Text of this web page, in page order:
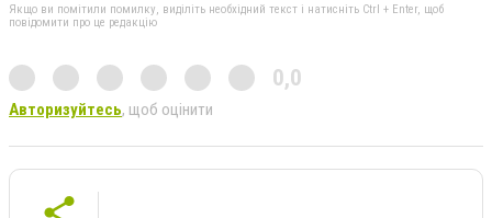
Якщо ви помітили помилку, виділіть необхідний текст і натисніть Ctrl + Enter, щоб
повідомити про це редакцію
0,0
Авторизуйтесь, щоб оцінити